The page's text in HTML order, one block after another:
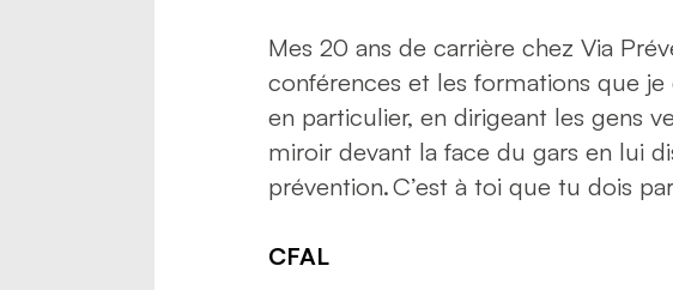
Mes 20 ans de carrière chez Via
conférences et les formations que
en particulier, en dirigeant les gens
miroir devant la face du gars en lui
prévention. C’est à toi que tu dois
CFAL